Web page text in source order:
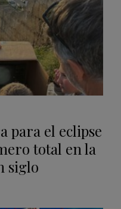
para el eclipse
total en la
siglo